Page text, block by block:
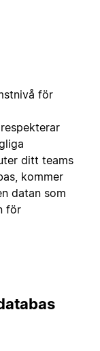
för
ditt teams
kommer
datan som
för